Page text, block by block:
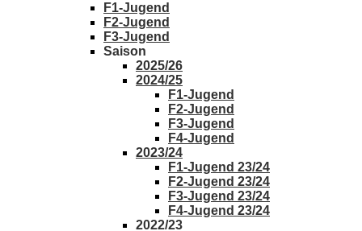
F1-Jugend
F2-Jugend
F3-Jugend
Saison
2025/26
2024/25
F1-Jugend
F2-Jugend
F3-Jugend
F4-Jugend
2023/24
F1-Jugend 23/24
F2-Jugend 23/24
F3-Jugend 23/24
F4-Jugend 23/24
2022/23